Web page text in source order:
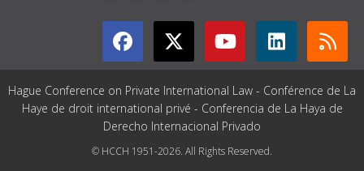
Hague Conference on Private International Law - Conférence de La
Haye de droit international privé - Conferencia de La Haya de
Derecho Internacional Privado
© HCCH 1951-2026. All Rights Reserved.